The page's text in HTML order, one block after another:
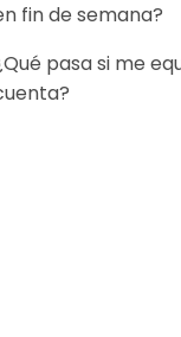
fin de semana?
pasa si me